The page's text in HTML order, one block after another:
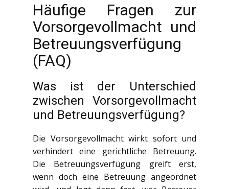
Häufige Fragen zur
Vorsorgevollmacht und
Betreuungsverfügung
(FAQ)
Was ist der Unterschied
zwischen Vorsorgevollmacht
und Betreuungsverfügung?
Die Vorsorgevollmacht wirkt sofort und
verhindert eine gerichtliche Betreuung.
Die Betreuungsverfügung greift erst,
wenn doch eine Betreuung angeordnet